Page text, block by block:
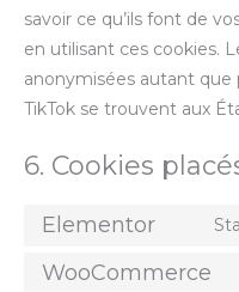
savoir ce qu’ils font de
en utilisant ces cookies.
anonymisées autant que
TikTok se trouvent aux
6. Cookies
Elementor
WooCommerce